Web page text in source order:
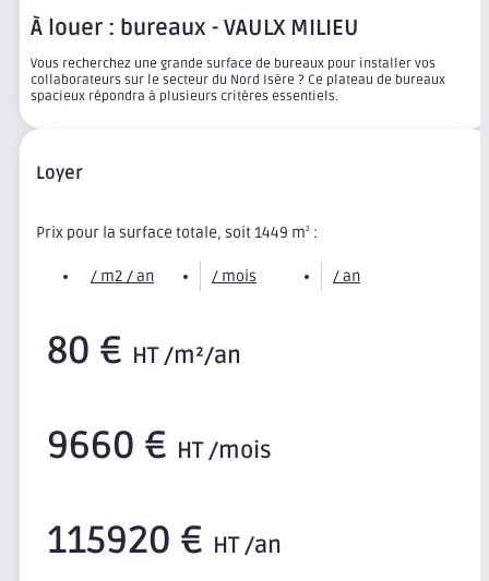
À louer : bureaux - VAULX MILIEU
Vous recherchez une grande surface de bureaux pour installer vos
collaborateurs sur le secteur du Nord Isère ? Ce plateau de bureaux
spacieux répondra à plusieurs critères essentiels.
Loyer
Prix pour la surface totale, soit 1449 m2 :
/ m2 / an / mois / an
80 € HT /m²/an
9660 € HT /mois
115920 € HT /an